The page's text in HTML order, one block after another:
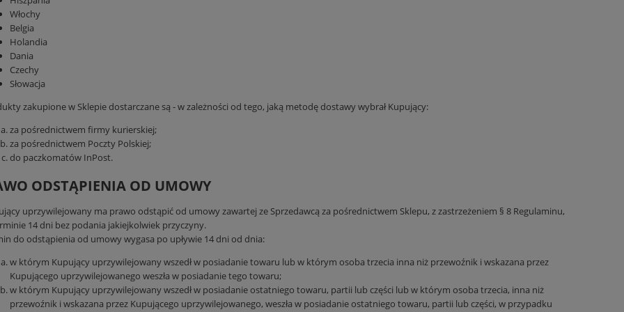
Włochy
Belgia
Holandia
Dania
Czechy
Słowacja
zakupione w Sklepie dostarczane są - w zależności od tego, jaką metodę dostawy wybrał Kupujący:
za pośrednictwem firmy kurierskiej;
za pośrednictwem Poczty Polskiej;
do paczkomatów InPost.
ODSTĄPIENIA OD UMOWY
uprzywilejowany ma prawo odstąpić od umowy zawartej ze Sprzedawcą za pośrednictwem Sklepu, z zastrzeżeniem § 8 Regulaminu,
14 dni bez podania jakiejkolwiek przyczyny.
do odstąpienia od umowy wygasa po upływie 14 dni od dnia:
w którym Kupujący uprzywilejowany wszedł w posiadanie towaru lub w którym osoba trzecia inna niż przewoźnik i wskazana przez
Kupującego uprzywilejowanego weszła w posiadanie tego towaru;
w którym Kupujący uprzywilejowany wszedł w posiadanie ostatniego towaru, partii lub części lub w którym osoba trzecia, inna niż
przewoźnik i wskazana przez Kupującego uprzywilejowanego, weszła w posiadanie ostatniego towaru, partii lub części, w przypadku